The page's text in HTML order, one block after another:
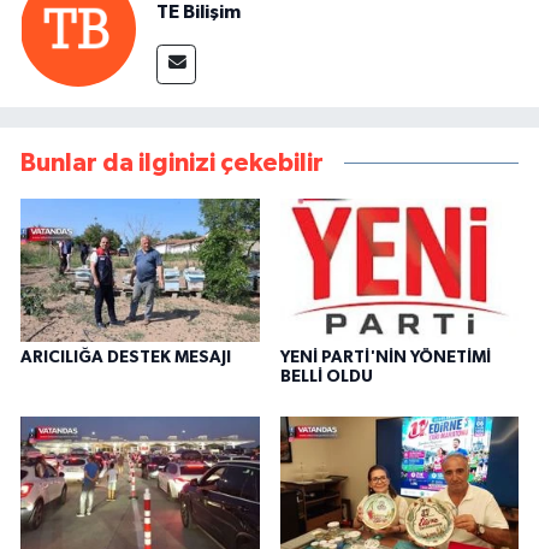
TE Bilişim
Bunlar da ilginizi çekebilir
ARICILIĞA DESTEK MESAJI
YENİ PARTİ'NİN YÖNETİMİ
BELLİ OLDU